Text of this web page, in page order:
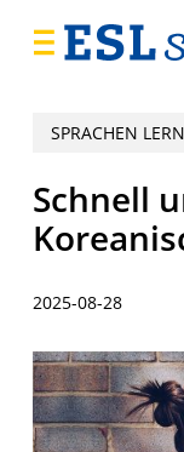
SPRACHEN
Schnell
2025-08-28